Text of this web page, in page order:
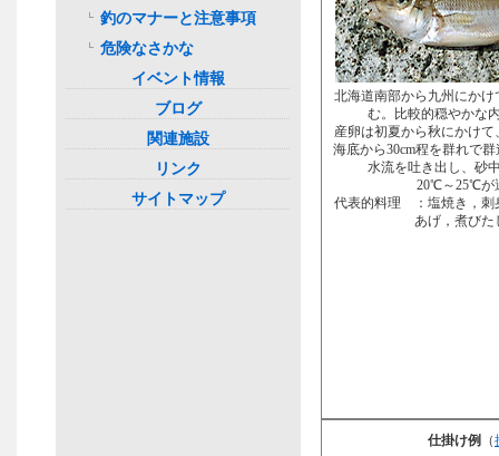
釣のマナーと注意事項
危険なさかな
イベント情報
ブログ
関連施設
リンク
サイトマップ
北海道南部から九州にか
む。比較的穏やかな
産卵は初夏から秋にかけ
海底から30cm程を群れで
水流を吐き出し、砂
20℃～25℃が
代表的料理 ：塩焼き，刺
あげ，煮びた
仕掛け例 （